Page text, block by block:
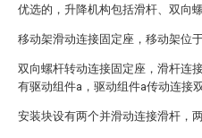
优选的，升降机构包括滑杆、双向
移动架滑动连接固定座，移动架位
双向螺杆转动连接固定座，滑杆连
有驱动组件a，驱动组件a传动连接
安装块设有两个并滑动连接滑杆，